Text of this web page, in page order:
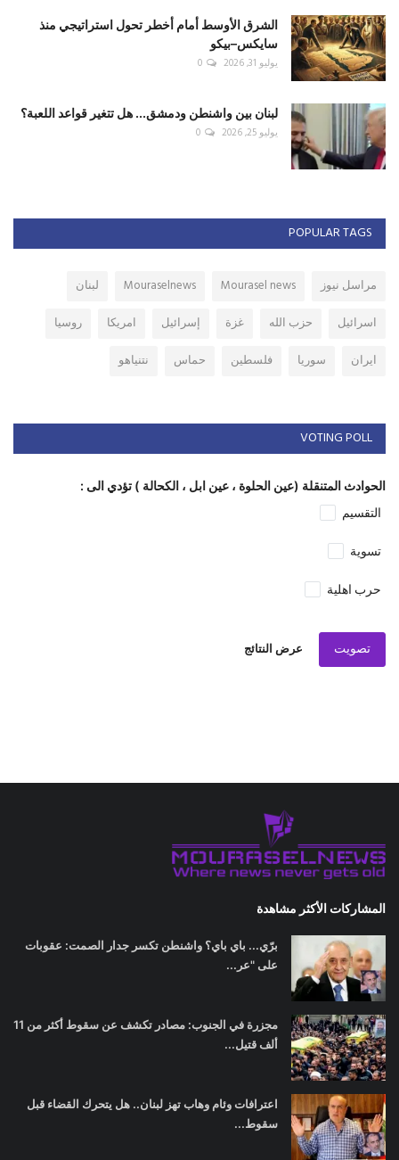
الشرق الأوسط أمام أخطر تحول استراتيجي منذ
سايكس–بيكو
يوليو 31, 2026 0
لبنان بين واشنطن ودمشق... هل تتغير قواعد اللعبة؟
يوليو 25, 2026 0
POPULAR TAGS
مراسل نيوز Mourasel news
Mouraselnews
لبنان
اسرائيل
حزب الله غزة إسرائيل امريكا
روسيا
ايران
سوريا فلسطين حماس نتنياهو
VOTING POLL
الحوادث المتنقلة (عين الحلوة ، عين ابل ، الكحالة ) تؤدي الى :
التقسيم
تسوية
حرب اهلية
تصويت عرض النتائج
المشاركات الأكثر مشاهدة
برّي... باي باي؟ واشنطن تكسر جدار الصمت: عقوبات
على "عر...
مجزرة في الجنوب: مصادر تكشف عن سقوط أكثر من 11
ألف قتيل...
اعترافات وئام وهاب تهز لبنان.. هل يتحرك القضاء قبل
سقوط...